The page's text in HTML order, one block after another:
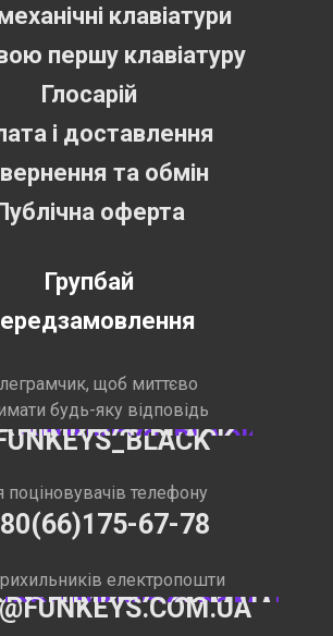
поціновувачів телефону
67-78
щоб миттєво
будь-яку відповідь
електропошти
Групбай
клавіатури
першу клавіатуру
Глосарій
і доставлення
та обмін
оферта